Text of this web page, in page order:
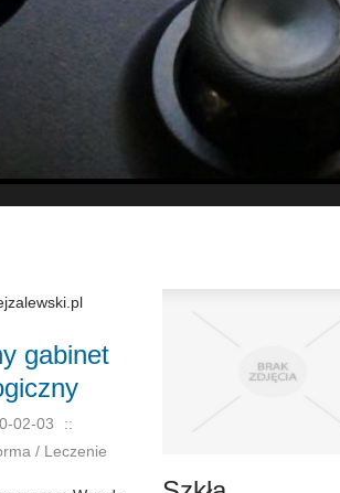
gabinet
02-03
::
/ Leczenie